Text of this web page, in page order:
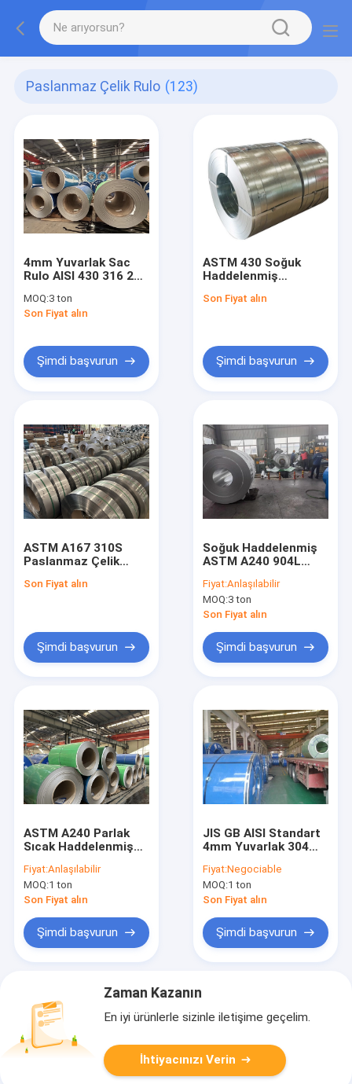
Paslanmaz Çelik Rulo (123)
4mm Yuvarlak Sac
Rulo AISI 430 316 201
Kalınlık
MOQ:3 ton
Son Fiyat alın
Şimdi başvurun
ASTM 430 Soğuk
Haddelenmiş
Şerit 100mm -
Son Fiyat alın
Şimdi başvurun
ASTM A167 310S
Paslanmaz Çelik
Haddelenmiş 0,5 mm
Son Fiyat alın
Şimdi başvurun
Soğuk Haddelenmiş
ASTM A240 904L
Paslanmaz Çelik Sac
Rulo
Fiyat:Anlaşılabilir
MOQ:3 ton
Son Fiyat alın
Şimdi başvurun
ASTM A240 Parlak
Sıcak Haddelenmiş
SUS304 304L 310S
Fiyat:Anlaşılabilir
MOQ:1 ton
Son Fiyat alın
Şimdi başvurun
JIS GB AISI Standart
4mm Yuvarlak 304
Kalınlık Mutfak
Gereçleri İçin
Paslanmaz Çelik Rulo
Fiyat:Negociable
MOQ:1 ton
Son Fiyat alın
Şimdi başvurun
Zaman Kazanın
En iyi ürünlerle sizinle iletişime geçelim.
İhtiyacınızı Verin